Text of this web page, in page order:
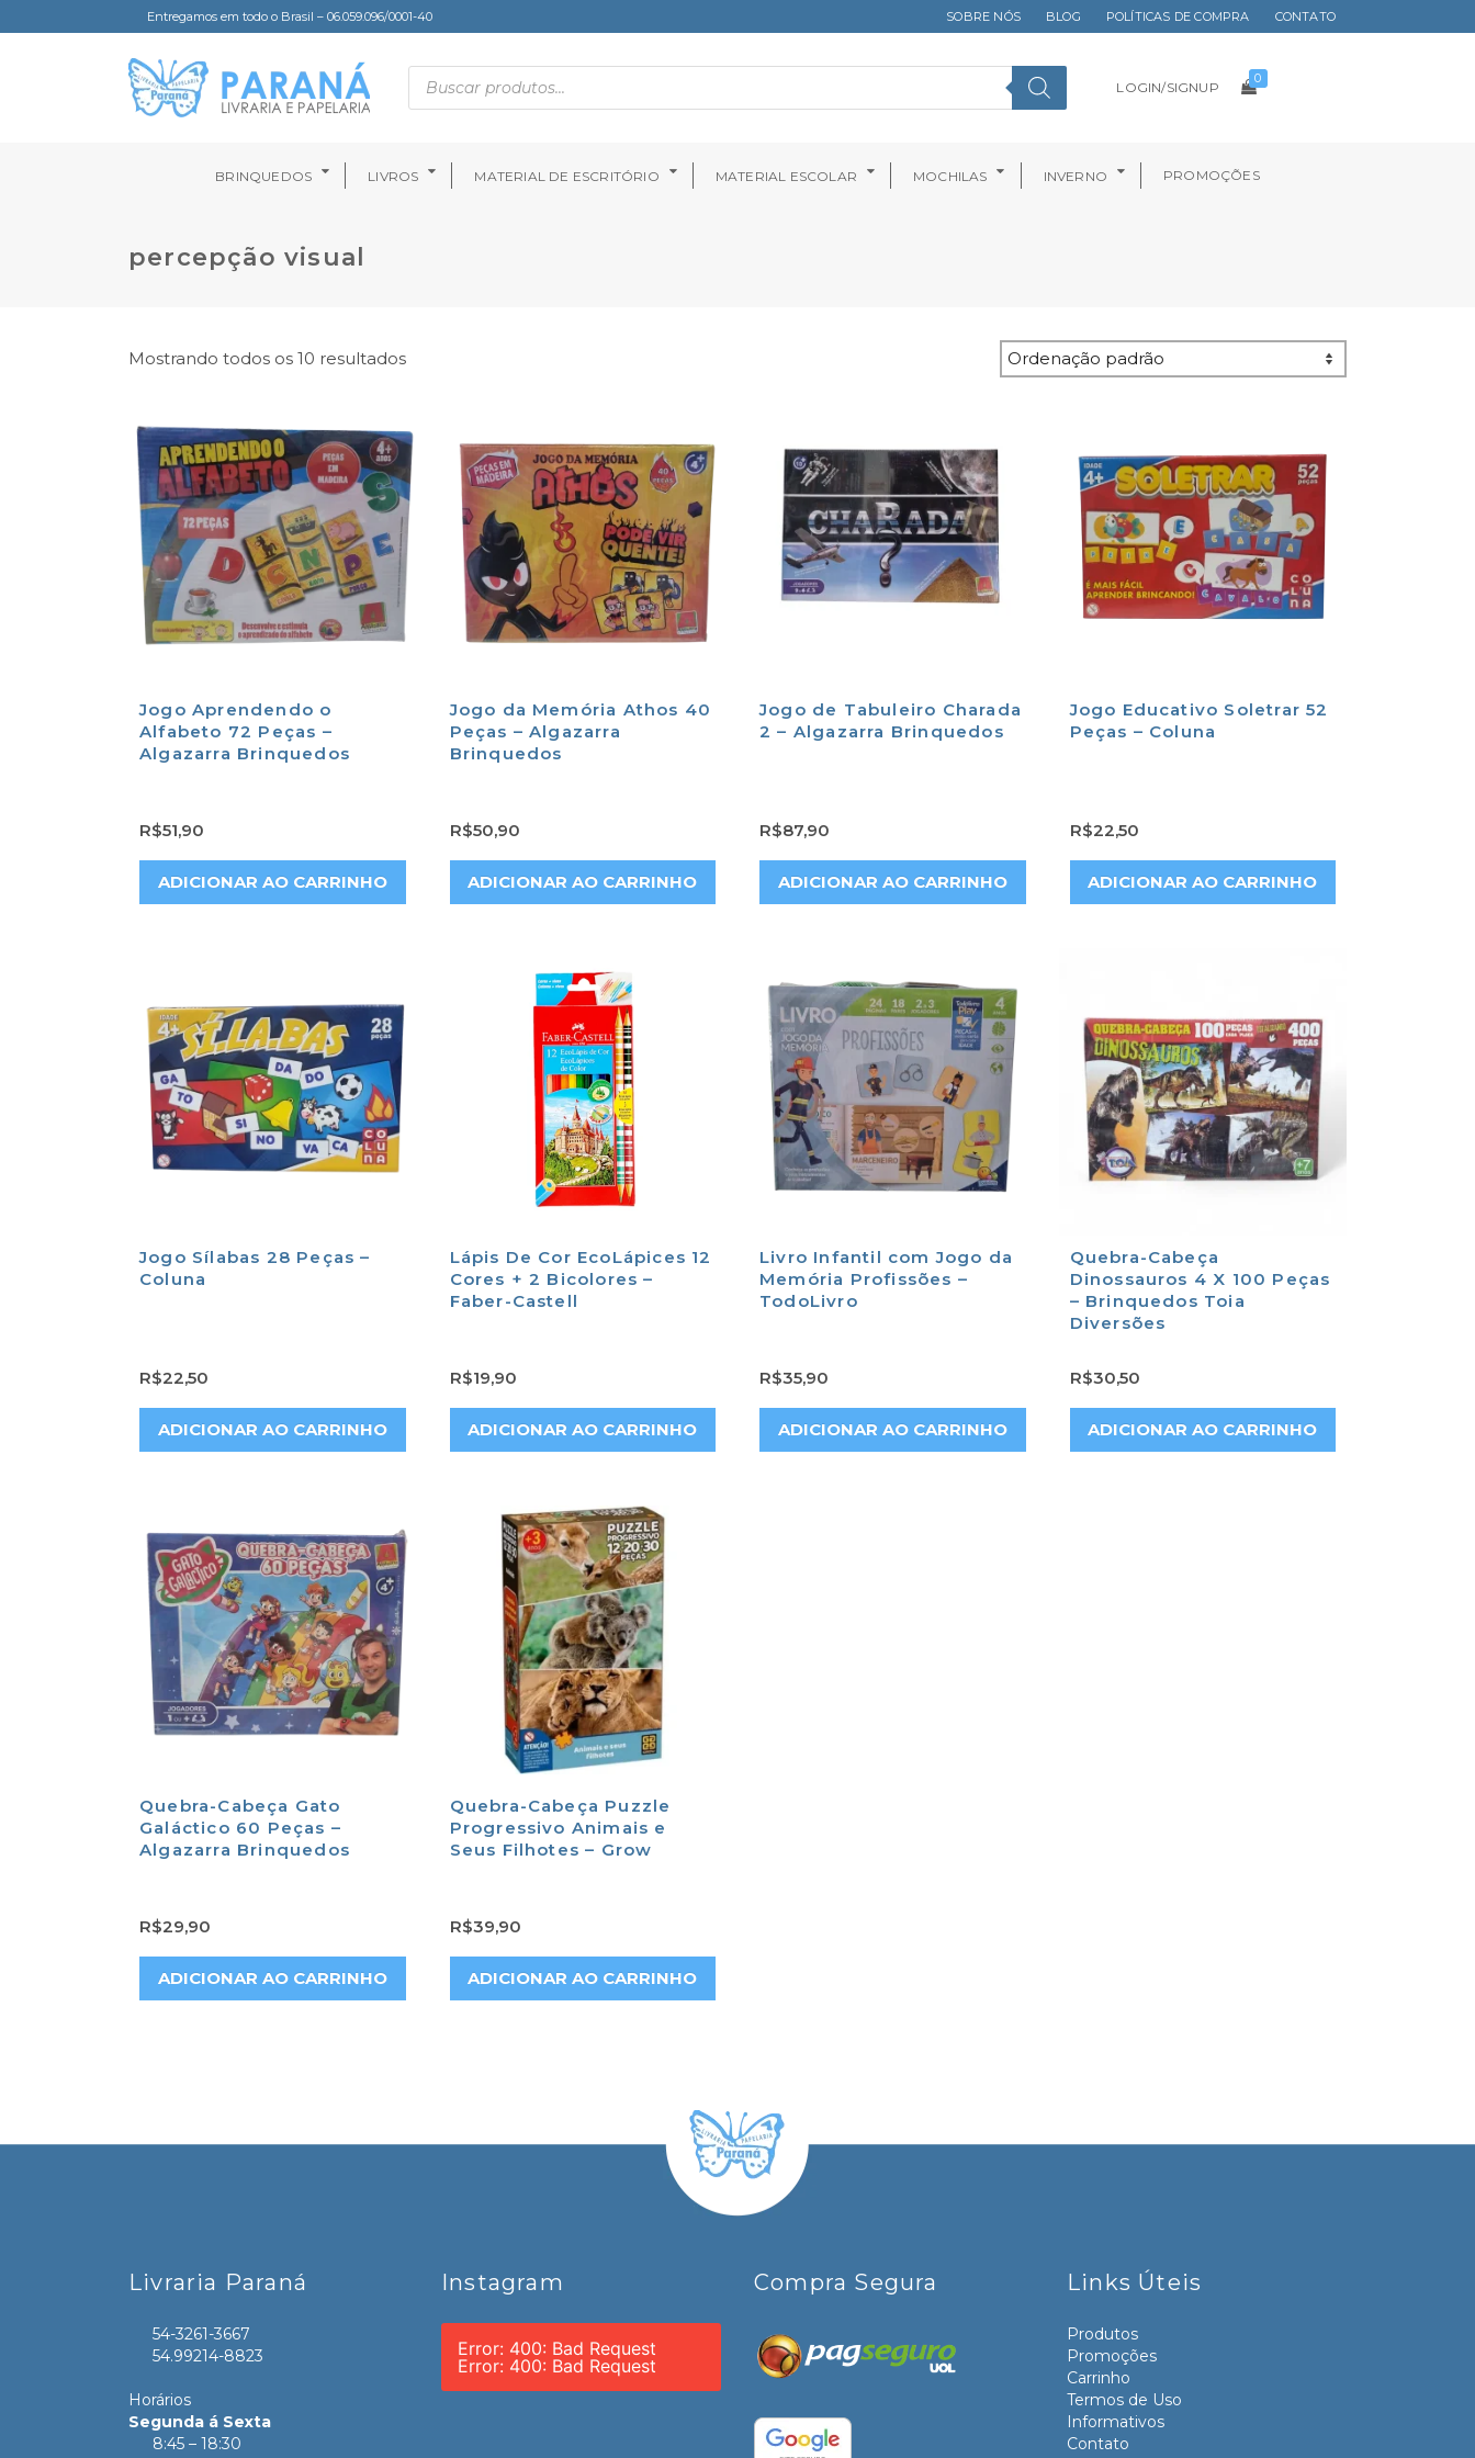
Entregamos em todo o Brasil – 06.059.096/0001-40 SOBRE NÓS BLOG POLÍTICAS DE COMPRA CONTATO
LOGIN/SIGNUP
0
BRINQUEDOS LIVROS MATERIAL DE ESCRITÓRIO MATERIAL ESCOLAR MOCHILAS INVERNO PROMOÇÕES
percepção visual
Mostrando todos os 10 resultados
Jogo Aprendendo o
Alfabeto 72 Peças –
Algazarra Brinquedos
R$51,90
ADICIONAR AO CARRINHO
Jogo da Memória Athos 40
Peças – Algazarra
Brinquedos
R$50,90
ADICIONAR AO CARRINHO
Jogo de Tabuleiro Charada
2 – Algazarra Brinquedos
R$87,90
ADICIONAR AO CARRINHO
Jogo Educativo Soletrar 52
Peças – Coluna
R$22,50
ADICIONAR AO CARRINHO
Jogo Sílabas 28 Peças –
Coluna
R$22,50
ADICIONAR AO CARRINHO
Lápis De Cor EcoLápices 12
Cores + 2 Bicolores –
Faber-Castell
R$19,90
ADICIONAR AO CARRINHO
Livro Infantil com Jogo da
Memória Profissões –
TodoLivro
R$35,90
ADICIONAR AO CARRINHO
Quebra-Cabeça
Dinossauros 4 X 100 Peças
– Brinquedos Toia
Diversões
R$30,50
ADICIONAR AO CARRINHO
Quebra-Cabeça Gato
Galáctico 60 Peças –
Algazarra Brinquedos
R$29,90
ADICIONAR AO CARRINHO
Quebra-Cabeça Puzzle
Progressivo Animais e
Seus Filhotes – Grow
R$39,90
ADICIONAR AO CARRINHO
Livraria Paraná
54-3261-3667
54.99214-8823
Horários
Segunda á Sexta
8:45 – 18:30
Instagram
Error: 400: Bad Request
Error: 400: Bad Request
Compra Segura Links Úteis
Produtos
Promoções
Carrinho
Termos de Uso
Informativos
Contato